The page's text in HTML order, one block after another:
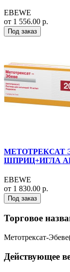
EBEWE
от 1 556.00 р.
Под заказ
МЕТОТРЕКСАТ
ШПРИЦ+ИГЛА
EBEWE
от 1 830.00 р.
Под заказ
Торговое
Метотрексат-
Действующее